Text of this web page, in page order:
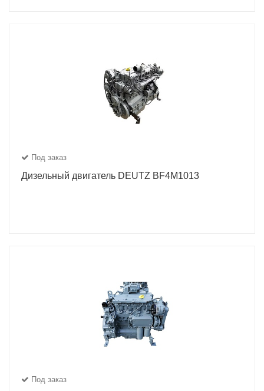
Под заказ
Дизельный двигатель DEUTZ BF4M1013
Под заказ